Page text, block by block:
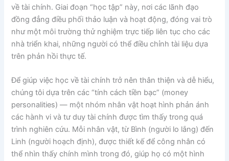
về tài chính. Giai đoạn “học tập” này, nơi các lãnh đạo
đồng đẳng điều phối thảo luận và hoạt động, đóng vai trò
như một môi trường thử nghiệm trực tiếp liên tục cho các
nhà triển khai, những người có thể điều chỉnh tài liệu dựa
trên phản hồi thực tế.
Để giúp việc học về tài chính trở nên thân thiện và dễ hiểu,
chúng tôi dựa trên các “tính cách tiền bạc” (money
personalities) — một nhóm nhân vật hoạt hình phản ánh
các hành vi và tư duy tài chính được tìm thấy trong quá
trình nghiên cứu. Mỗi nhân vật, từ Bình (người lo lắng) đến
Linh (người hoạch định), được thiết kế để công nhân có
thể nhìn thấy chính mình trong đó, giúp họ có một hình